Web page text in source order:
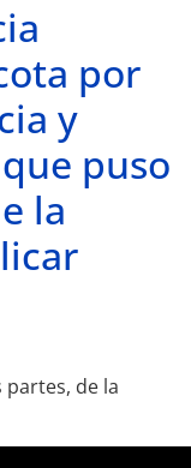
por
y
puso
la
de la